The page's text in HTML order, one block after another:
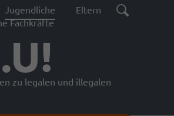
Jugendliche
Eltern
Fachkräfte
zu legalen und illegalen